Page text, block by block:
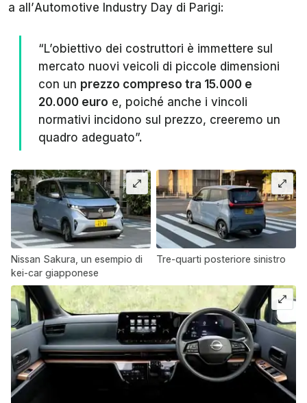
a all’Automotive Industry Day di Parigi:
“L’obiettivo dei costruttori è immettere sul
mercato nuovi veicoli di piccole dimensioni
con un prezzo compreso tra 15.000 e
20.000 euro e, poiché anche i vincoli
normativi incidono sul prezzo, creeremo un
quadro adeguato”.
Nissan Sakura, un esempio di
kei-car giapponese
Tre-quarti posteriore sinistro